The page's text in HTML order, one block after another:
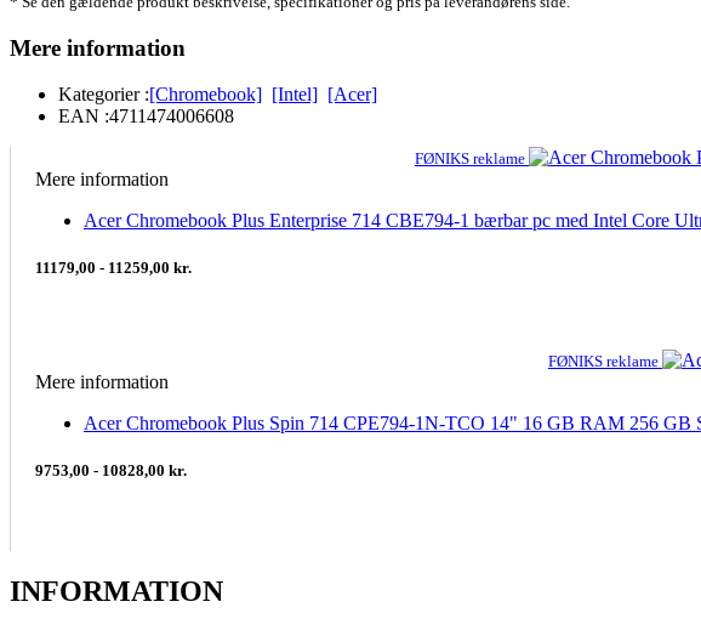
Mere information
Kategorier :[Chromebook] [Intel] [Acer]
EAN :4711474006608
FØNIKS reklame
Mere information
Acer Chromebook Plus Enterprise 714 CBE794-1 bærbar pc med Intel Core
11179,00 - 11259,00 kr.
FØNIKS reklame
Mere information
Acer Chromebook Plus Spin 714 CPE794-1N-TCO 14" 16 GB RAM 256 GB
9753,00 - 10828,00 kr.
INFORMATION